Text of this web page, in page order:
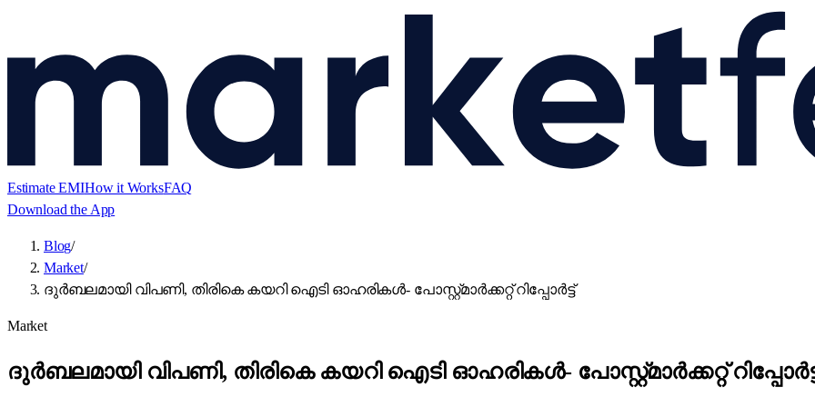
Estimate EMIHow it WorksFAQ
Download the App
Blog/
Market/
ദുർബലമായി വിപണി, തിരികെ കയറി ഐടി ഓഹരികൾ- പോസ്റ്റ്മാർക്കറ്റ് റിപ്പോർട്ട്
Market
ദുർബലമായി വിപണി, തിരികെ കയറി ഐടി ഓഹരികൾ- പോസ്റ്റ്മാർക്കറ്റ്